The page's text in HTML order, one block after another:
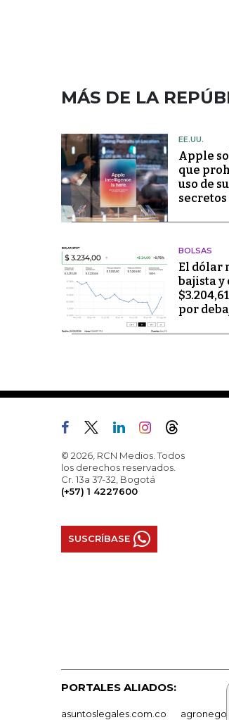
MÁS DE LA
EE.UU.
Apple
que
uso de
BOLSAS
El dólar
bajista y
por
© 2026, RCN Medios. Todos
los derechos reservados.
Cr. 13a 37-32, Bogotá
(+57) 1 4227600
SUSCRÍBASE
PORTALES ALIADOS:
asuntoslegales.com.co